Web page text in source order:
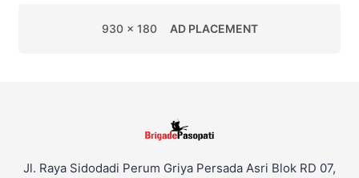
930 x 180 AD PLACEMENT
Jl. Raya Sidodadi Perum Griya Persada Asri Blok RD 07,